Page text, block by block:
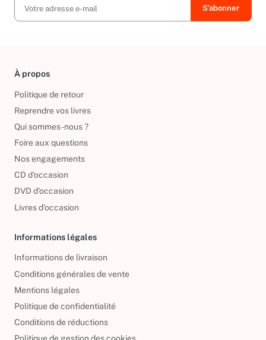
À propos
Politique de retour
Reprendre vos livres
Qui sommes-nous ?
Foire aux questions
Nos engagements
CD d'occasion
DVD d'occasion
Livres d’occasion
Informations légales
Informations de livraison
Conditions générales de vente
Mentions légales
Politique de confidentialité
Conditions de réductions